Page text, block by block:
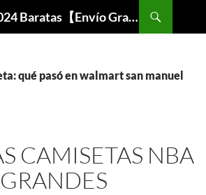
Camisetas NBA 2024 Baratas【Envío Gratis】
qué pasó en walmart san manuel
CAMISETAS NBA